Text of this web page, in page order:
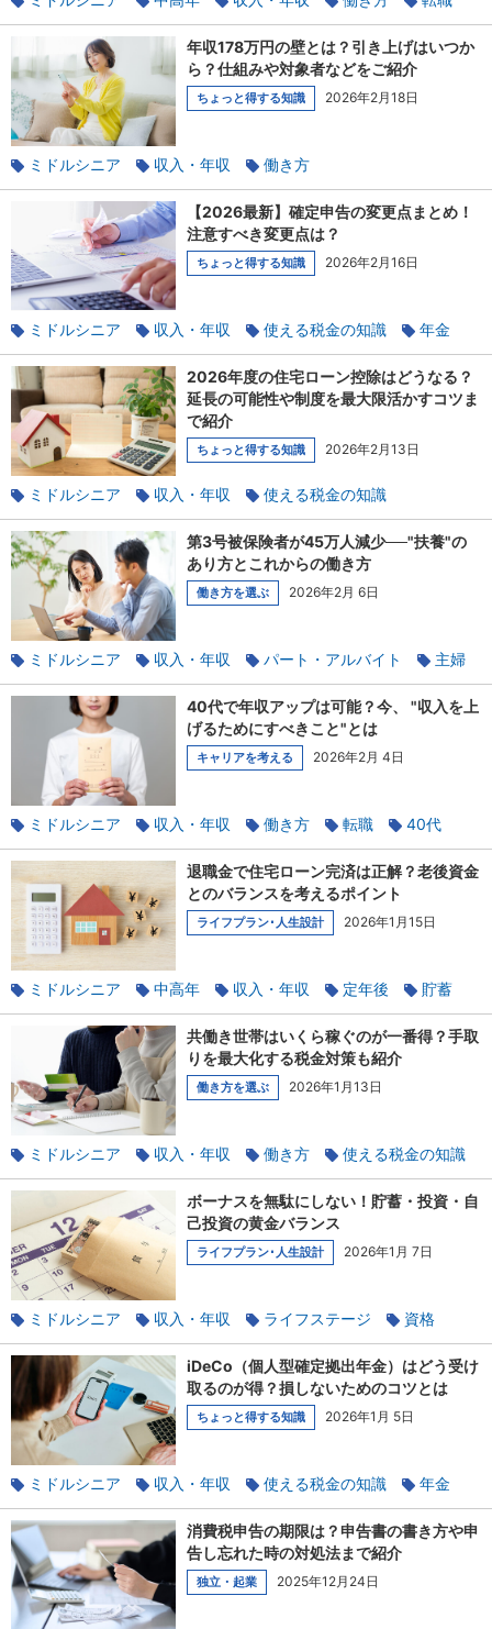
キャリアチェンジ
年収178万円の壁とは？引き上げはいつか
ら？仕組みや対象者などをご紹介
ちょっと得する知識 2026年2月18日
ミドルシニア 収入・年収
働き方
パート・アルバイト
扶養
【2026最新】確定申告の変更点まとめ！
注意すべき変更点は？
ちょっと得する知識 2026年2月16日
ミドルシニア 収入・年収 使える税金の知識
年金
退職
2026年度の住宅ローン控除はどうなる？
延長の可能性や制度を最大限活かすコツま
で紹介
ちょっと得する知識 2026年2月13日
ミドルシニア 収入・年収
使える税金の知識
家族と相談
貯蓄
第3号被保険者が45万人減少──"扶養"の
あり方とこれからの働き方
働き方を選ぶ 2026年2月 6日
ミドルシニア 収入・年収 パート・アルバイト
主婦
社会保険のあれこれ
40代で年収アップは可能？今、 "収入を上
げるためにすべきこと"とは
キャリアを考える 2026年2月 4日
ミドルシニア 収入・年収 働き方 転職
40代
キャリアチェンジ
退職金で住宅ローン完済は正解？老後資金
とのバランスを考えるポイント
ライフプラン･人生設計 2026年1月15日
ミドルシニア 中高年 収入・年収 定年後
貯蓄
共働き世帯はいくら稼ぐのが一番得？手取
りを最大化する税金対策も紹介
働き方を選ぶ 2026年1月13日
ミドルシニア 収入・年収 働き方
使える税金の知識
扶養
貯蓄
ボーナスを無駄にしない！貯蓄・投資・自
己投資の黄金バランス
ライフプラン･人生設計 2026年1月 7日
ミドルシニア 収入・年収 ライフステージ
資格
貯蓄
iDeCo（個人型確定拠出年金）はどう受け
取るのが得？損しないためのコツとは
ちょっと得する知識 2026年1月 5日
ミドルシニア 収入・年収 使える税金の知識
年金
退職
貯蓄
消費税申告の期限は？申告書の書き方や申
告し忘れた時の対処法まで紹介
独立・起業 2025年12月24日